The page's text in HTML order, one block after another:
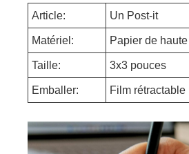
Article: Un Post-it
Matériel: Papier de
Taille: 3x3 pouces
Emballer: Film rétractable